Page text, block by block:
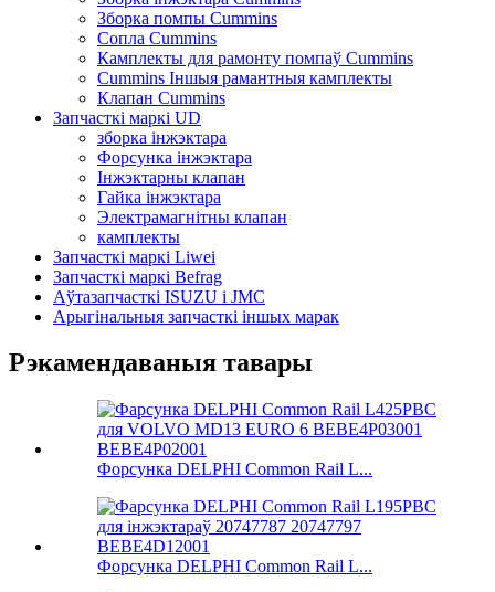
Зборка помпы Cummins
Сопла Cummins
Камплекты для рамонту помпаў Cummins
Cummins Іншыя рамантныя камплекты
Клапан Cummins
Запчасткі маркі UD
зборка інжэктара
Форсунка інжэктара
Інжэктарны клапан
Гайка інжэктара
Электрамагнітны клапан
камплекты
Запчасткі маркі Liwei
Запчасткі маркі Befrag
Аўтазапчасткі ISUZU і JMC
Арыгінальныя запчасткі іншых марак
Рэкамендаваныя тавары
Форсунка DELPHI Common Rail L...
Форсунка DELPHI Common Rail L...